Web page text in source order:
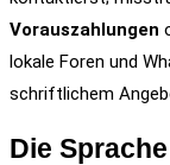
Vorauszahlungen
lokale Foren und
schriftlichem
Die